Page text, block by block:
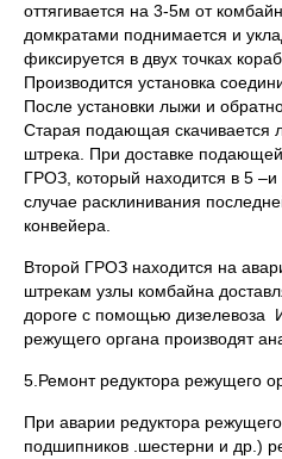
оттягивается на 3-5м от
домкратами поднимается и
фиксируется в двух точках
Производится установка
После установки лыжи и
Старая подающая скачивается
штрека. При доставке
ГРОЗ, который находится в 5
случае расклинивания
конвейера.
Второй ГРОЗ находится на
штрекам узлы комбайна
дороге с помощью
режущего органа производят
5.Ремонт редуктора режущего
При аварии редуктора
подшипников .шестерни и др.)